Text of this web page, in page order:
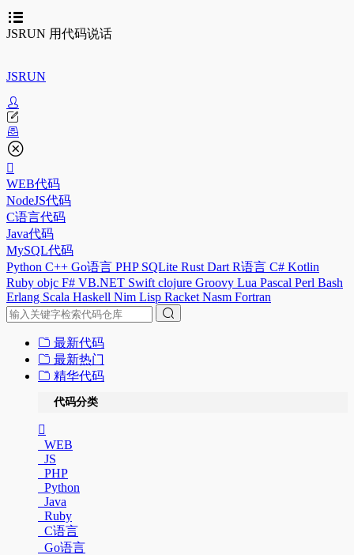
JSRUN 用代码说话
JSRUN
WEB代码
NodeJS代码
C语言代码
Java代码
MySQL代码
Python C++ Go语言 PHP SQLite Rust Dart R语言 C# Kotlin
Ruby objc F# VB.NET Swift clojure Groovy Lua Pascal Perl Bash
Erlang Scala Haskell Nim Lisp Racket Nasm Fortran
最新代码
最新热门
精华代码
代码分类
WEB
JS
PHP
Python
Java
Ruby
C语言
Go语言